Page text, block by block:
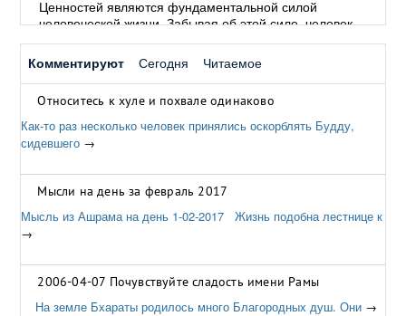
Ценностей являются фундаментальной силой
человеческой жизни. Забывая об этой силе, человек
начинает полагаться на силы мирские. В древние
времена люди понимали, что пять Общечеловеческих
Ценностей необходимы для Покоя и процветания во
всём мире. Мы не→
Комментируют Сегодня Читаемое
Относитесь к хуле и похвале одинаково
Как-то раз несколько человек принялись оскорблять Будду,
сидевшего →
Мысли на день за февраль 2017
Мысль из Ашрама на день 1-02-2017 Жизнь подобна лестнице к
→
2006-04-07 Почувствуйте сладость имени Рамы
На земле Бхараты родилось много Благородных душ. Они →